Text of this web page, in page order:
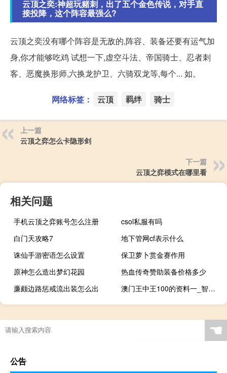
云顶之奕:神超玩赌刺，出了五个金色传说，对手直
接投降，这个阵容最强么?
云顶之奕没有哪个阵容是无敌的,阵容、装备还要有运气加
身,你才能够吃鸡 试想一下,虚空斗法、帝国骑士、忍者刺
客、恶魔换形师,六换龙护卫、六骑双龙等,每个... 如。
网络标签： 云顶 羁绊 骑士
上一篇
云顶之弈怎么卡隐形剑
下一篇
云顶之弈模式在哪里看
相关问题
手机云顶之弈账号怎么注册
csol私服有吗
白门天攻略7
地下管网cf表示什么
诛仙手游密语怎么设置
保卫萝卜赏金赛作用
原神怎么造出梦幻花园
热血传奇赞助装备价格多少
廉颇边路惩戒流出装怎么出
澳门王中王100的资料一_智能AI深度解析_百度移动统计版.223.296
☚
公告